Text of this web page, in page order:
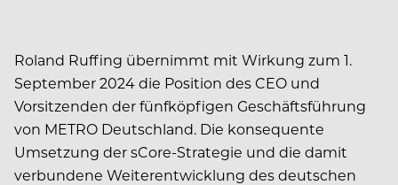
Roland Ruffing übernimmt mit Wirkung zum 1.
September 2024 die Position des CEO und
Vorsitzenden der fünfköpfigen Geschäftsführung
von METRO Deutschland. Die konsequente
Umsetzung der sCore-Strategie und die damit
verbundene Weiterentwicklung des deutschen